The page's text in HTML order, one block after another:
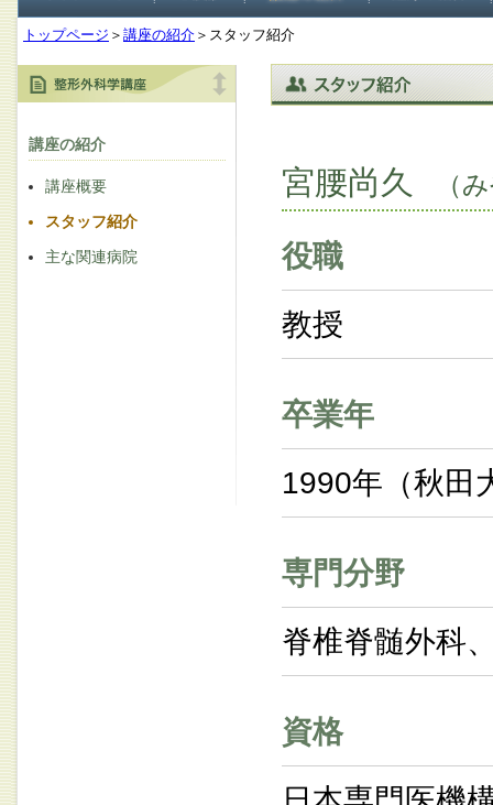
トップページ ＞ 講座の紹介 ＞スタッフ紹介
宮腰尚久 （
役職
教授
卒業年
1990年（秋田
専門分野
脊椎脊髄外科
資格
講座の紹介
講座概要
スタッフ紹介
主な関連病院